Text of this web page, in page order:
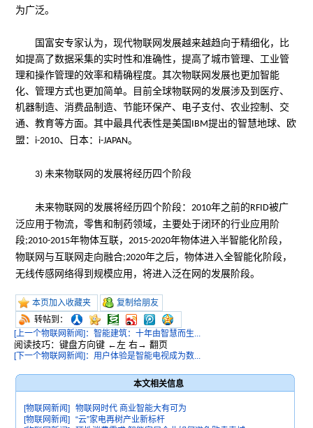
为广泛。
国富安专家认为，现代物联网发展越来越趋向于精细化，比
如提高了数据采集的实时性和准确性，提高了城市管理、工业管
理和操作管理的效率和精确程度。其次物联网发展也更加智能
化、管理方式也更加简单。目前全球物联网的发展涉及到医疗、
机器制造、消费品制造、节能环保产、电子支付、农业控制、交
通、教育等方面。其中最具代表性是美国 IBM提出的智慧地球、欧
盟：i-2010、日本：i-JAPAN。
3)未来物联网的发展将经历四个阶段
未来物联网的发展将经历四个阶段：2010年之前的RFID被广
泛应用于物流，零售和制药领域，主要处于闭环的行业应用阶
段;2010-2015年物体互联，2015-2020年物体进入半智能化阶段，
物联网与互联网走向融合;2020年之后，物体进入全智能化阶段，
无线传感网络得到规模应用，将进入泛在网的发展阶段。
本页加入收藏夹
复制给朋友
转帖到：
[上一个物联网新闻]：智能建筑：十年由智慧而生...
阅读技巧：键盘方向键 ←左 右→ 翻页
[下一个物联网新闻]：用户体验是智能电视成为数...
本文相关信息
[物联网新闻]
物联网时代 商业智能大有可为
[物联网新闻]
“云”家电再树产业新标杆